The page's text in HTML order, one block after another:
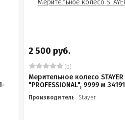
2 500 руб.
(0)
Мерительное колесо STAYER
"PROFESSIONAL", 9999 м 34191
Производитель Stayer